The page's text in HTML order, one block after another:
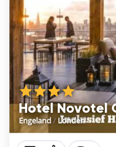
Hotel Novotel
Engeland/ Londen